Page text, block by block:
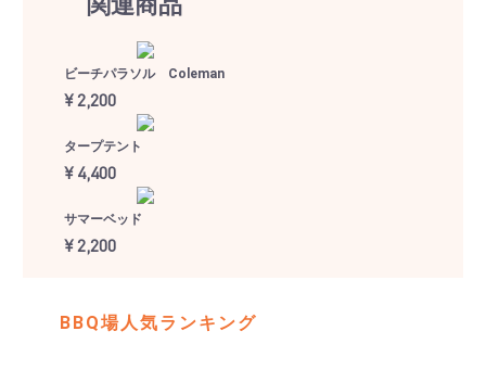
ビーチパラソル Coleman
¥ 2,200
タープテント
¥ 4,400
サマーベッド
¥ 2,200
BBQ場人気ランキング